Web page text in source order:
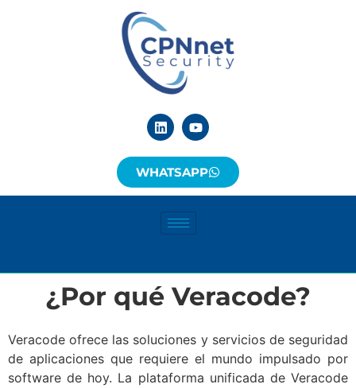
WHATSAPP
¿Por qué Veracode?
Veracode ofrece las soluciones y servicios de seguridad
de aplicaciones que requiere el mundo impulsado por
software de hoy. La plataforma unificada de Veracode